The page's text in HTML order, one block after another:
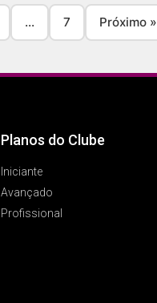
... 7 Próximo »
Planos do Clube
Iniciante
Avançado
Profissional